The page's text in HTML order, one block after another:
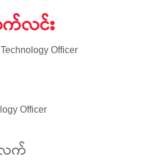
လင်း
Officer
Officer
က်